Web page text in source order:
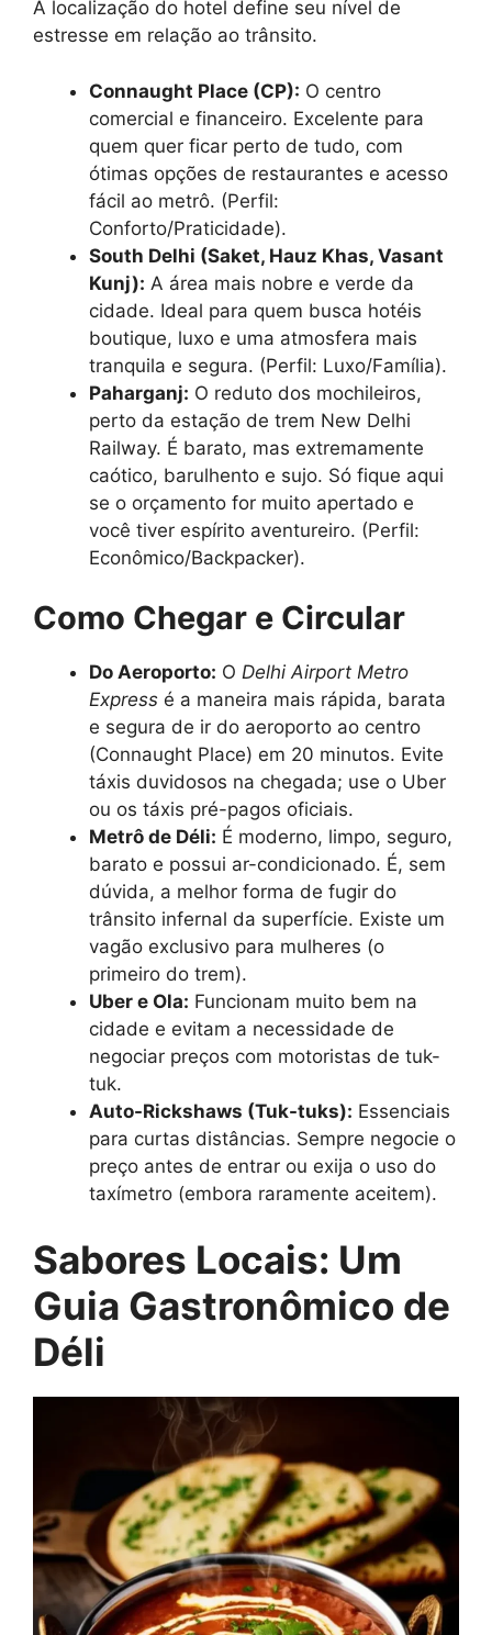
A localização do hotel define seu nível de
estresse em relação ao trânsito.
Connaught Place (CP): O centro
comercial e financeiro. Excelente para
quem quer ficar perto de tudo, com
ótimas opções de restaurantes e acesso
fácil ao metrô. (Perfil:
Conforto/Praticidade).
South Delhi (Saket, Hauz Khas, Vasant
Kunj): A área mais nobre e verde da
cidade. Ideal para quem busca hotéis
boutique, luxo e uma atmosfera mais
tranquila e segura. (Perfil: Luxo/Família).
Paharganj: O reduto dos mochileiros,
perto da estação de trem New Delhi
Railway. É barato, mas extremamente
caótico, barulhento e sujo. Só fique aqui
se o orçamento for muito apertado e
você tiver espírito aventureiro. (Perfil:
Econômico/Backpacker).
Como Chegar e Circular
Do Aeroporto: O Delhi Airport Metro
Express é a maneira mais rápida, barata
e segura de ir do aeroporto ao centro
(Connaught Place) em 20 minutos. Evite
táxis duvidosos na chegada; use o Uber
ou os táxis pré-pagos oficiais.
Metrô de Déli: É moderno, limpo, seguro,
barato e possui ar-condicionado. É, sem
dúvida, a melhor forma de fugir do
trânsito infernal da superfície. Existe um
vagão exclusivo para mulheres (o
primeiro do trem).
Uber e Ola: Funcionam muito bem na
cidade e evitam a necessidade de
negociar preços com motoristas de tuk-
tuk.
Auto-Rickshaws (Tuk-tuks): Essenciais
para curtas distâncias. Sempre negocie o
preço antes de entrar ou exija o uso do
taxímetro (embora raramente aceitem).
Sabores Locais: Um
Guia Gastronômico de
Déli